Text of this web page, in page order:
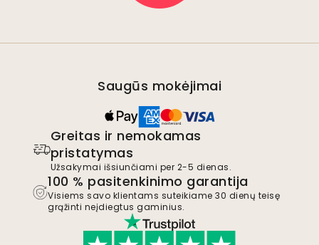
Saugūs mokėjimai
Greitas ir nemokamas
pristatymas
Užsakymai išsiunčiami per 2-5 dienas.
100 % pasitenkinimo garantija
Visiems savo klientams suteikiame 30 dienų teisę
grąžinti neįdiegtus gaminius.